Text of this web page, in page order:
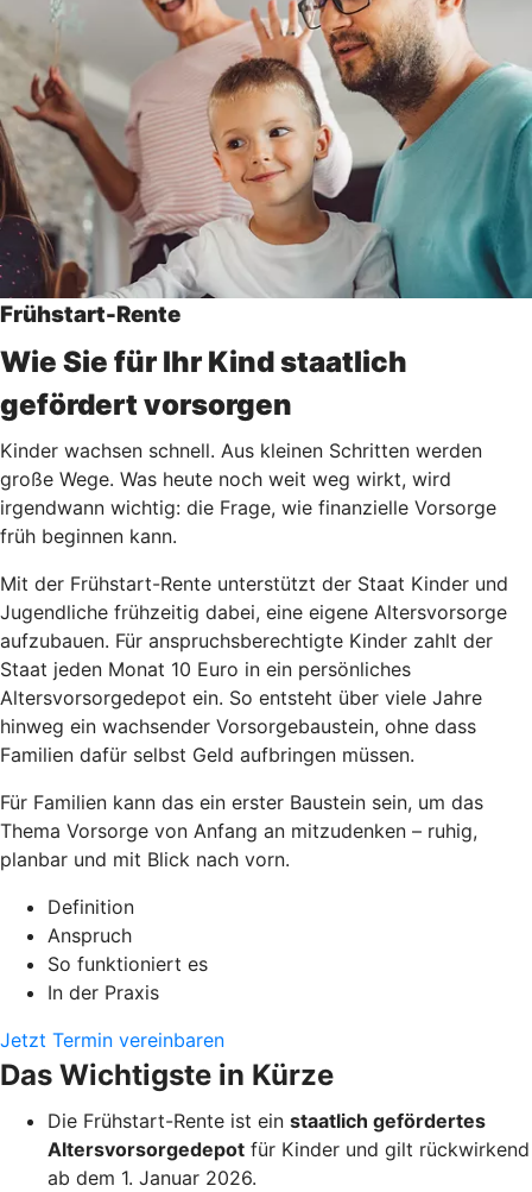
Frühstart-Rente
Wie Sie für Ihr Kind staatlich
gefördert vorsorgen
Kinder wachsen schnell. Aus kleinen Schritten werden
große Wege. Was heute noch weit weg wirkt, wird
irgendwann wichtig: die Frage, wie finanzielle Vorsorge
früh beginnen kann.
Mit der Frühstart-Rente unterstützt der Staat Kinder und
Jugendliche frühzeitig dabei, eine eigene Altersvorsorge
aufzubauen. Für anspruchsberechtigte Kinder zahlt der
Staat jeden Monat 10 Euro in ein persönliches
Altersvorsorgedepot ein. So entsteht über viele Jahre
hinweg ein wachsender Vorsorgebaustein, ohne dass
Familien dafür selbst Geld aufbringen müssen.
Für Familien kann das ein erster Baustein sein, um das
Thema Vorsorge von Anfang an mitzudenken – ruhig,
planbar und mit Blick nach vorn.
Definition
Anspruch
So funktioniert es
In der Praxis
Jetzt Termin vereinbaren
Das Wichtigste in Kürze
Die Frühstart-Rente ist ein staatlich gefördertes
Altersvorsorgedepot für Kinder und gilt rückwirkend
ab dem 1. Januar 2026.